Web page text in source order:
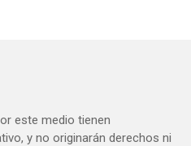
este medio tienen
y no originarán derechos ni